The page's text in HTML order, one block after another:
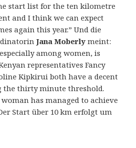
start list for the ten kilometre
and I think we can expect
again this year.” Und die
Jana Moberlymeint:
among women, is
representatives Fancy
Kipkirui both have a decent
the thirty minute threshold.
has managed to achieve
Start über 10 km erfolgt um